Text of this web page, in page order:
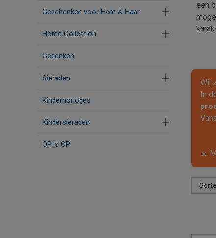
Geschenken voor Hem & Haar
Home Collection
Gedenken
Sieraden
Kinderhorloges
Kindersieraden
OP is OP
een
Wij
In
☀️